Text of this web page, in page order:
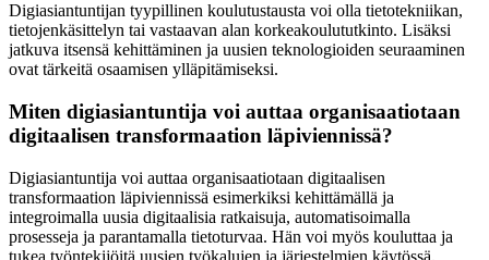
Digiasiantuntijan tyypillinen koulutustausta voi olla tietotekniikan,
tietojenkäsittelyn tai vastaavan alan korkeakoulututkinto. Lisäksi
jatkuva itsensä kehittäminen ja uusien teknologioiden seuraaminen
ovat tärkeitä osaamisen ylläpitämiseksi.
Miten digiasiantuntija voi auttaa organisaatiotaan
digitaalisen transformaation läpiviennissä?
Digiasiantuntija voi auttaa organisaatiotaan digitaalisen
transformaation läpiviennissä esimerkiksi kehittämällä ja
integroimalla uusia digitaalisia ratkaisuja, automatisoimalla
prosesseja ja parantamalla tietoturvaa. Hän voi myös kouluttaa ja
tukea työntekijöitä uusien työkalujen ja järjestelmien käytössä.